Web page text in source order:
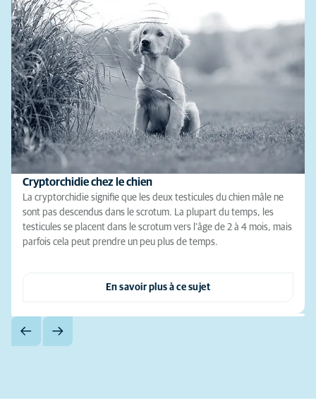
Cryptorchidie chez le chien
La cryptorchidie signifie que les deux testicules du chien mâle ne
sont pas descendus dans le scrotum. La plupart du temps, les
testicules se placent dans le scrotum vers l’âge de 2 à 4 mois, mais
parfois cela peut prendre un peu plus de temps.
En savoir plus à ce sujet